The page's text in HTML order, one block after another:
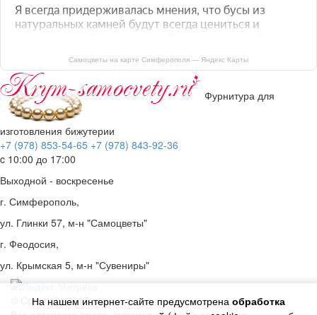
На нашем интернет-сайте предусмотрена обработка
Самоцветы на карте Симферополя — Яндекс Карты
Фурнитура для
изготовления бижутерии
+7 (978) 853-54-65 +7 (978) 843-92-36
c 10:00 до 17:00
Выходной - воскресенье
г. Симферополь,
ул. Глинки 57, м-н "Самоцветы"
г. Феодосия,
ул. Крымская 5, м-н "Сувениры"
© Copyright 2017 год.